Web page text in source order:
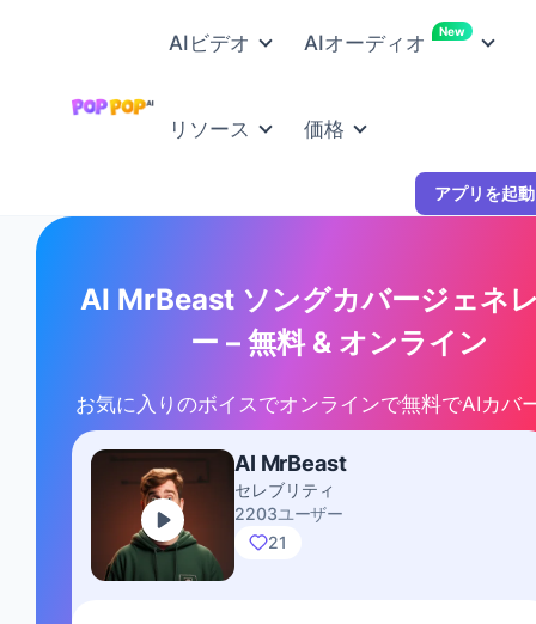
AIビデオ AIオーディオ New
リソース 価格
アプリを起動
AI MrBeast ソングカバージェネ
ー – 無料 & オンライン
お気に入りのボイスでオンラインで無料でAIカバ
AI MrBeast
セレブリティ
2203ユーザー
21